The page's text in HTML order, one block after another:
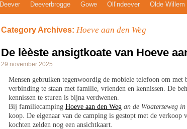
Deever Deeverbrogge Gowe Oll’ndeever Olde Willem
Category Archives: Hoeve aan den Weg
De lèèste ansigtkoate van Hoeve
29 november 2025
Mensen gebruiken tegenwoordig de mobiele telefoon om met
verbinding te staan met familie, vrienden en kennissen. De
kennissen te sturen is bijna verdwenen.
Bij familiecamping Hoeve aan den Weg an de Woaterseweg
koop. De eigenaar van de camping is gestopt met de verkoop
kochten zelden nog een ansichtkaart.